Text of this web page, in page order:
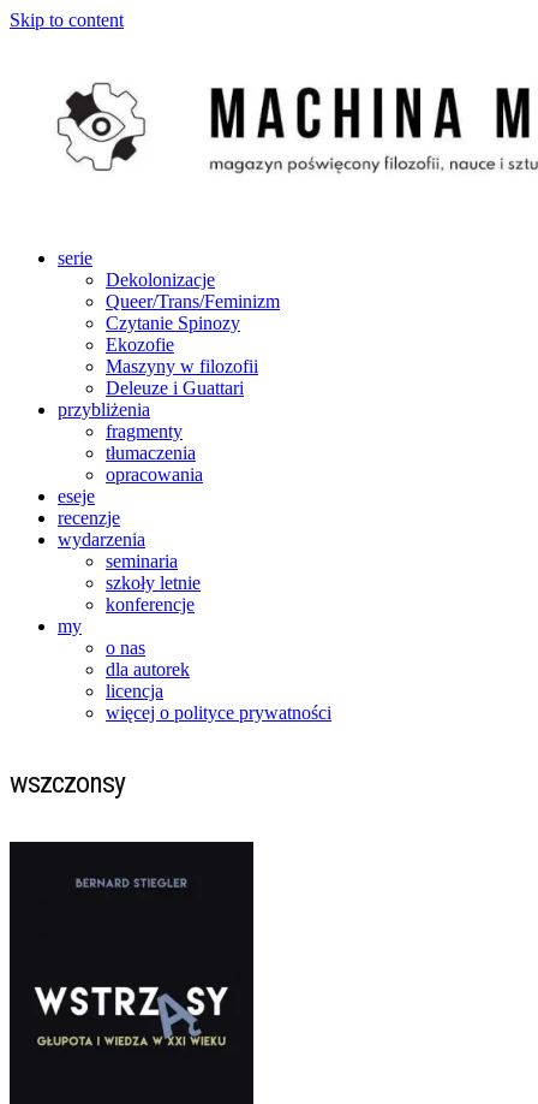
Skip to content
serie
Dekolonizacje
Queer/Trans/Feminizm
Czytanie Spinozy
Ekozofie
Maszyny w filozofii
Deleuze i Guattari
przybliżenia
fragmenty
tłumaczenia
opracowania
eseje
recenzje
wydarzenia
seminaria
szkoły letnie
konferencje
my
o nas
dla autorek
licencja
więcej o polityce prywatności
wszczonsy